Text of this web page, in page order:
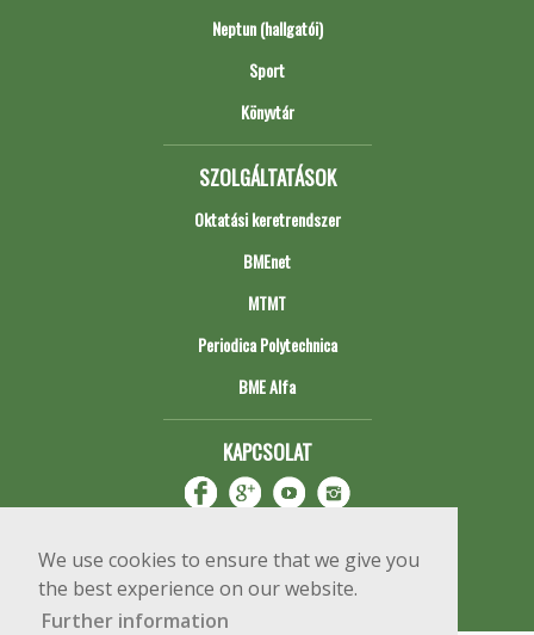
We use cookies to ensure that we give you
the best experience on our website.
Further information
Neptun (hallgatói)
Sport
Könyvtár
SZOLGÁLTATÁSOK
Oktatási keretrendszer
BMEnet
MTMT
Periodica Polytechnica
BME Alfa
KAPCSOLAT